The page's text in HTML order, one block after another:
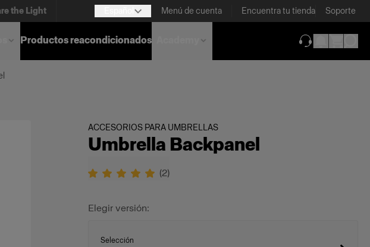
the Light Menú de cuenta Encuentra tu tienda Soporte
Productos reacondicionados
ACCESORIOS PARA UMBRELLAS
Umbrella Backpanel
(2)
Elegir versión:
Selección